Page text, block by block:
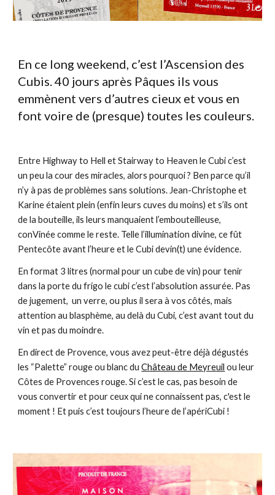
En ce long weekend, c’est l’Ascension des
Cubis. 40 jours après Pâques ils vous
emmènent vers d’autres cieux et vous en
font voire de (presque) toutes les couleurs.
Entre Highway to Hell et Stairway to Heaven le Cubi c’est
un peu la cour des miracles, alors pourquoi ? Ben parce qu’il
n’y à pas de problèmes sans solutions. Jean-Christophe et
Karine étaient plein (enfin leurs cuves du moins) et s’ils ont
de la bouteille, ils leurs manquaient l’embouteilleuse,
conVinée comme le reste. Telle l’illumination divine, ce fût
Pentecôte avant l’heure et le Cubi devin(t) une évidence.
En format 3 litres (normal pour un cube de vin) pour tenir
dans la porte du frigo le cubi c’est l’absolution assurée. Pas
de jugement,  un verre, ou plus il sera à vos côtés, mais
attention au blasphème, au delà du Cubi, c’est avant tout du
vin et pas du moindre.
En direct de Provence, vous avez peut-être déjà dégustés
les “Palette” rouge ou blanc du Château de Meyreuil ou leur
Côtes de Provences rouge. Si c’est le cas, pas besoin de
vous convertir et pour ceux qui ne connaissent pas, c'est le
moment ! Et puis c’est toujours l’heure de l’apériCubi !